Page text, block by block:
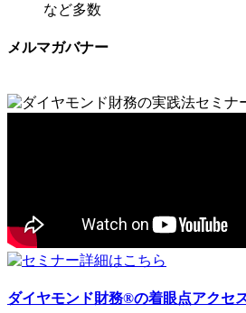
など多数
メルマガバナー
ダイヤモンド財務®の着眼点アクセ